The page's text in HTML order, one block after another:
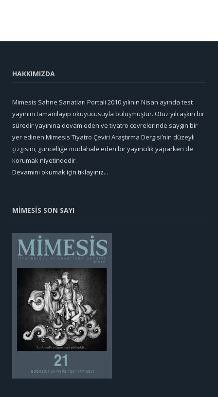
HAKKIMIZDA
Mimesis Sahne Sanatları Portali 2010 yılının Nisan ayında test
yayınını tamamlayıp okuyucusuyla buluşmuştur. Otuz yılı aşkın bir
süredir yayınına devam eden ve tiyatro çevrelerinde saygın bir
yer edinen Mimesis Tiyatro Çeviri Araştırma Dergisi’nin düzeyli
çizgisini, güncelliğe müdahale eden bir yayıncılık yaparken de
korumak niyetindedir.
Devamını okumak için tıklayınız...
MİMESİS SON SAYI